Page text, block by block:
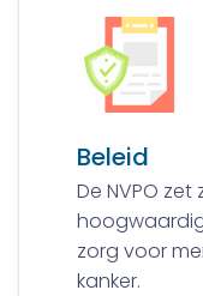
Beleid
De NVPO
zorg voor
kanker.